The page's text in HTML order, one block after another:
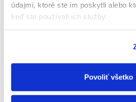
údajmi, ktoré ste im poskytli alebo
keď ste používali ich služby.
Povoliť všetko
НАДІСЛАТИ
Напишіть нам
або